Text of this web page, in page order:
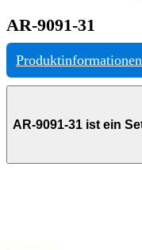
AR-9091-31
AR-9091-31 ist ein